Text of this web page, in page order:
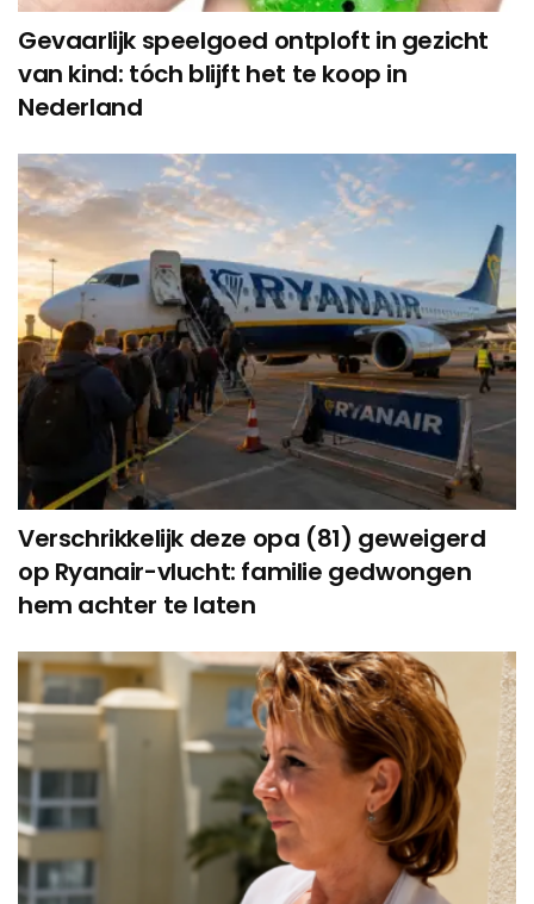
Gevaarlijk speelgoed ontploft in gezicht
van kind: tóch blijft het te koop in
Nederland
Verschrikkelijk deze opa (81) geweigerd
op Ryanair-vlucht: familie gedwongen
hem achter te laten